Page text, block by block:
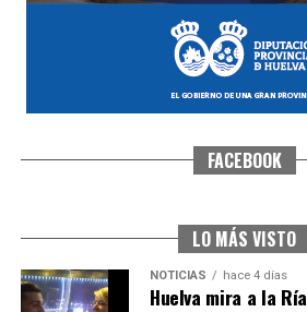
FACEBOOK
LO MÁS VISTO
NOTICIAS hace 4 días
Huelva mira a la Ría